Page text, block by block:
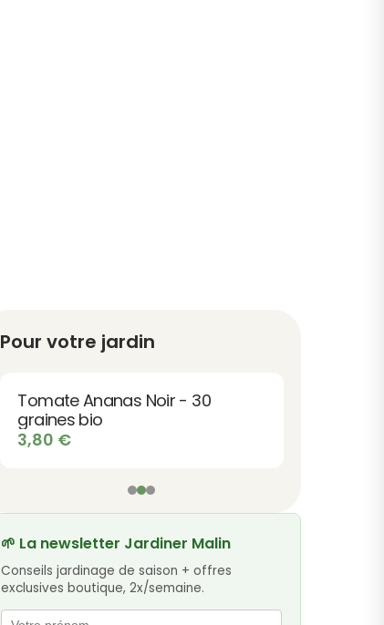
Pour votre jardin
TOMATE Andine Cornue - 30
graines bio
3,80 €
🌱 La newsletter Jardiner Malin
Conseils jardinage de saison + offres
exclusives boutique, 2x/semaine.